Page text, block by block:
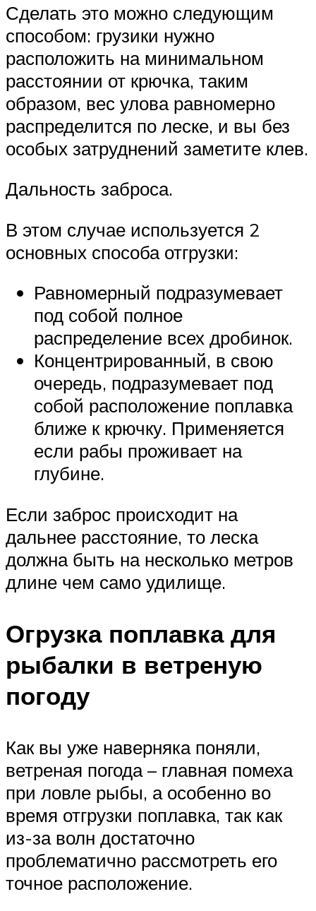
Сделать это можно следующим
способом: грузики нужно
расположить на минимальном
расстоянии от крючка, таким
образом, вес улова равномерно
распределится по леске, и вы без
особых затруднений заметите клев.
Дальность заброса.
В этом случае используется 2
основных способа отгрузки:
Равномерный подразумевает
под собой полное
распределение всех дробинок.
Концентрированный, в свою
очередь, подразумевает под
собой расположение поплавка
ближе к крючку. Применяется
если рабы проживает на
глубине.
Если заброс происходит на
дальнее расстояние, то леска
должна быть на несколько метров
длине чем само удилище.
Огрузка поплавка для
рыбалки в ветреную
погоду
Как вы уже наверняка поняли,
ветреная погода – главная помеха
при ловле рыбы, а особенно во
время отгрузки поплавка, так как
из-за волн достаточно
проблематично рассмотреть его
точное расположение.